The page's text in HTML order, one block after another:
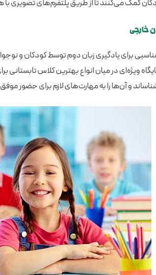
کمک می‌کنند تا از طریق پلتفرم‌های تصویری با
خارجی
برای یادگیری زبان دوم توسط کودکان و
ویژه‌ای در میان انواع بهترین کلاس تابستانی
و آن‌ها را به مهارت‌های لازم برای حضور